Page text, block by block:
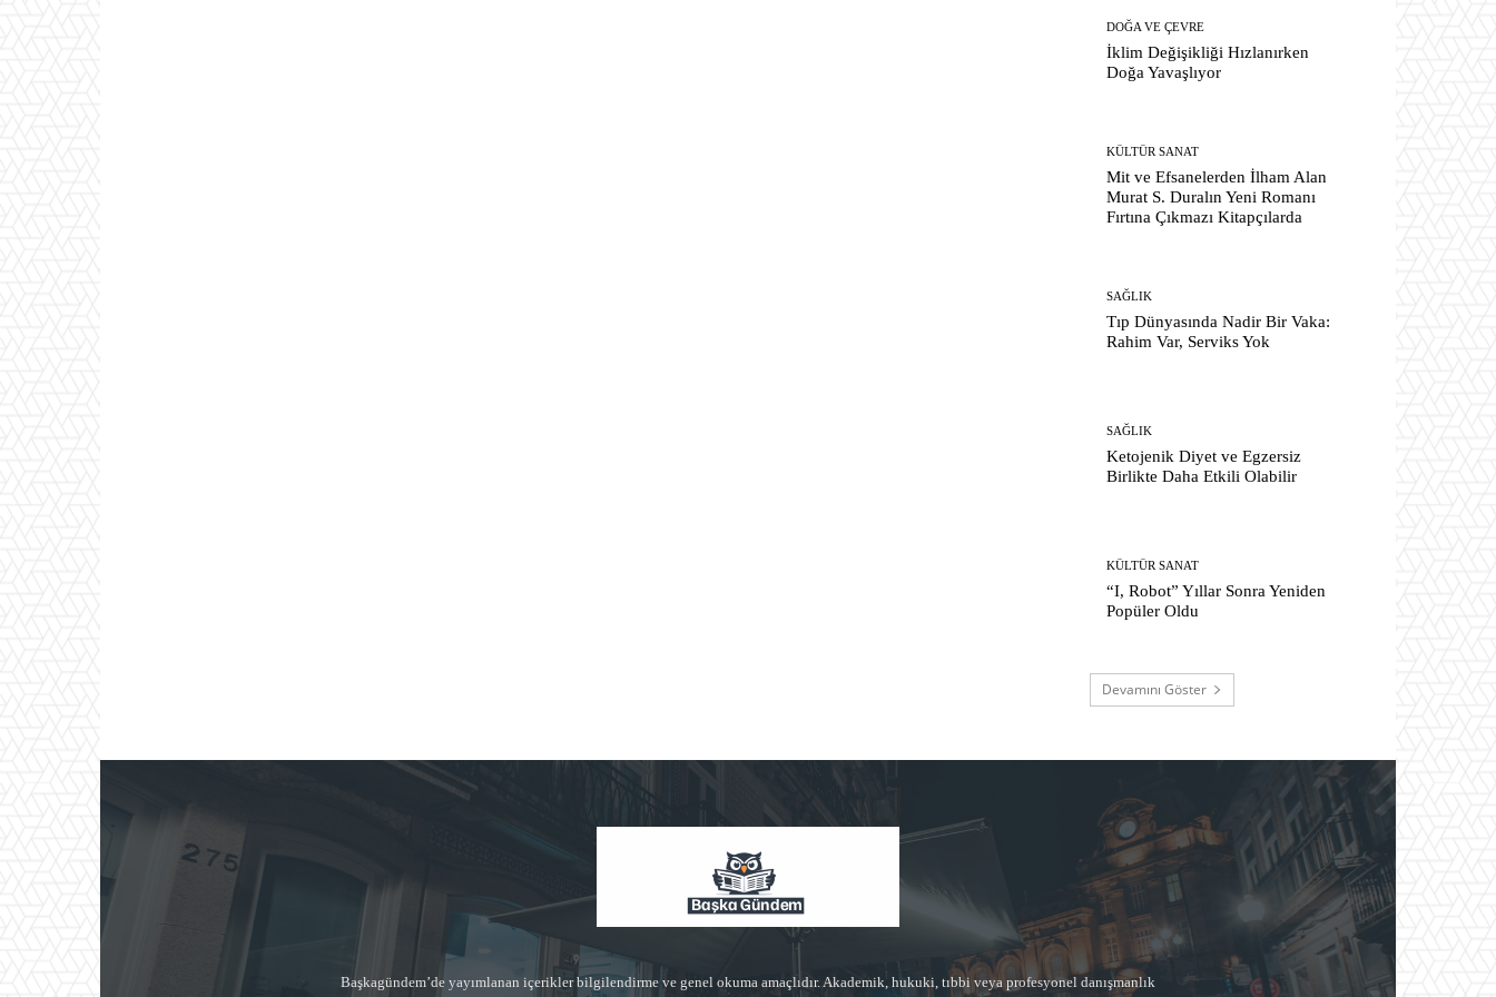
DOĞA VE ÇEVRE
İklim Değişikliği Hızlanırken
Doğa Yavaşlıyor
KÜLTÜR SANAT
Mit ve Efsanelerden İlham Alan
Murat S. Duralın Yeni Romanı
Fırtına Çıkmazı Kitapçılarda
SAĞLIK
Tıp Dünyasında Nadir Bir Vaka:
Rahim Var, Serviks Yok
SAĞLIK
Ketojenik Diyet ve Egzersiz
Birlikte Daha Etkili Olabilir
KÜLTÜR SANAT
“I, Robot” Yıllar Sonra Yeniden
Popüler Oldu
Devamını Göster
Başkagündem’de yayımlanan içerikler bilgilendirme ve genel okuma amaçlıdır. Akademik, hukuki, tıbbi veya profesyonel danışmanlık